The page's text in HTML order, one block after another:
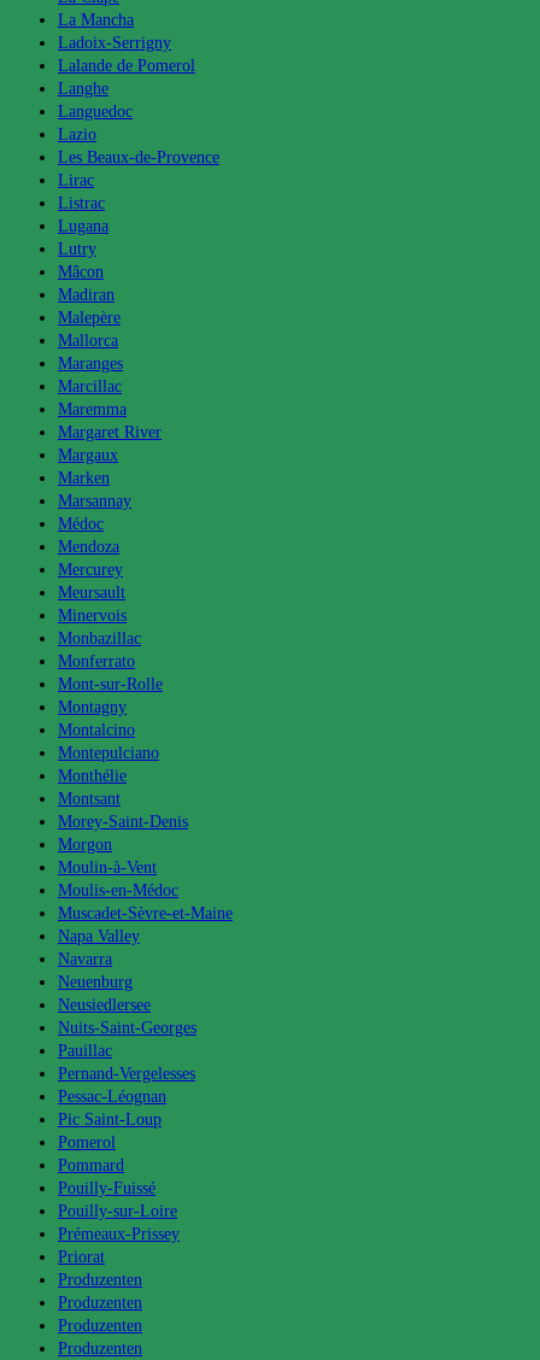
La Mancha
Ladoix-Serrigny
Lalande de Pomerol
Langhe
Languedoc
Lazio
Les Beaux-de-Provence
Lirac
Listrac
Lugana
Lutry
Mâcon
Madiran
Malepère
Mallorca
Maranges
Marcillac
Maremma
Margaret River
Margaux
Marken
Marsannay
Médoc
Mendoza
Mercurey
Meursault
Minervois
Monbazillac
Monferrato
Mont-sur-Rolle
Montagny
Montalcino
Montepulciano
Monthélie
Montsant
Morey-Saint-Denis
Morgon
Moulin-à-Vent
Moulis-en-Médoc
Muscadet-Sèvre-et-Maine
Napa Valley
Navarra
Neuenburg
Neusiedlersee
Nuits-Saint-Georges
Pauillac
Pernand-Vergelesses
Pessac-Léognan
Pic Saint-Loup
Pomerol
Pommard
Pouilly-Fuissé
Pouilly-sur-Loire
Prémeaux-Prissey
Priorat
Produzenten
Produzenten
Produzenten
Produzenten